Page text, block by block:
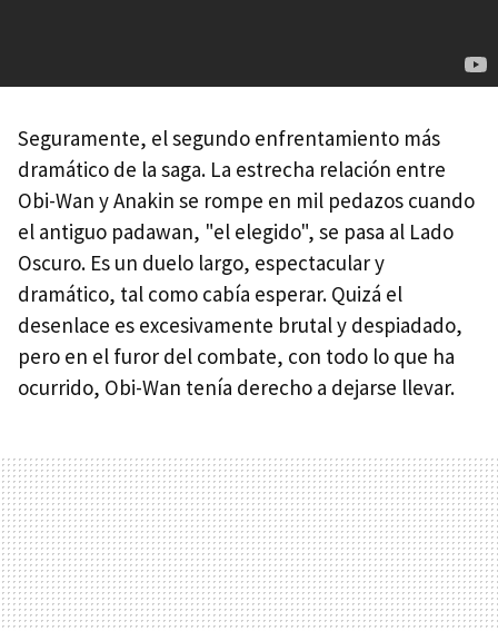
Seguramente, el segundo enfrentamiento más
dramático de la saga. La estrecha relación entre
Obi-Wan y Anakin se rompe en mil pedazos cuando
el antiguo padawan, "el elegido", se pasa al Lado
Oscuro. Es un duelo largo, espectacular y
dramático, tal como cabía esperar. Quizá el
desenlace es excesivamente brutal y despiadado,
pero en el furor del combate, con todo lo que ha
ocurrido, Obi-Wan tenía derecho a dejarse llevar.